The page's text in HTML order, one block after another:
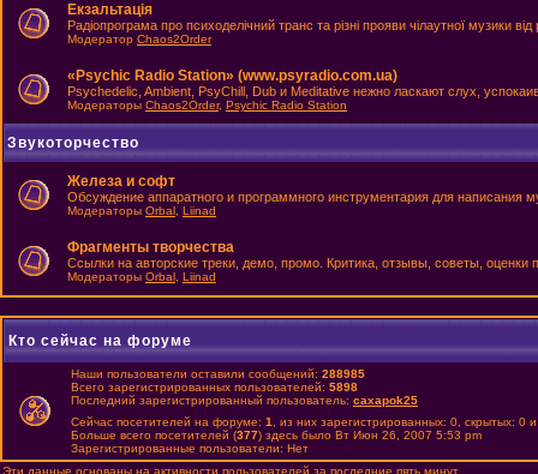
Екзальтація
Радіопрограма про психоделічний транс та різні прояви чілаутної музики
Модератор Chaos2Order
«Psychic Radio Station» (www.psyradio.com.ua)
Psychedelic, Ambient, PsyChill, Dub и Meditative нежно ласкают слух,
Модераторы Chaos2Order, Psychic Radio Station
Звукоторчество
Железа и софт
Обсуждение аппаратного и программного инструментария для написания
Модераторы Orbal Liinad
Фрагменты творчества
Ссылки на авторские треки, демо, промо. Критика, отзывы, советы, оценки
Модераторы Orbal Liinad
Кто сейчас на форуме
Наши пользователи оставили сообщений: 288985
Всего зарегистрированных пользователей: 5898
Последний зарегистрированный пользователь: caxapok25
Сейчас посетителей на форуме: 1
, из них зарегистрированных: 0, скрытых:
Больше всего посетителей (377) здесь было Вт Июн 26, 2007 5:53 pm
Зарегистрированные пользователи: Нет
Эти данные основаны на активности пользователей за последние пять минут